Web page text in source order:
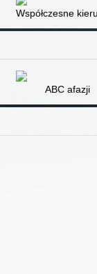
psychologiczne
Współczesne
u dzieci z
ABC afazji